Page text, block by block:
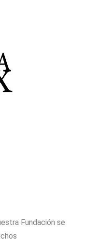
Fundación se